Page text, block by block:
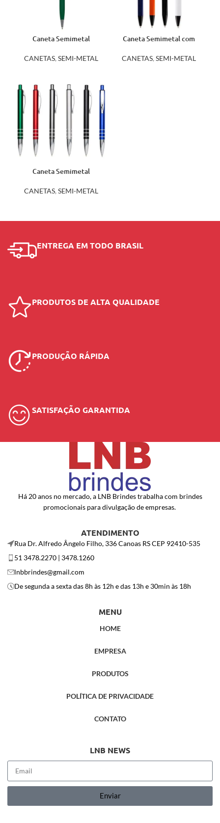
Caneta Semimetal
CANETAS, SEMI-METAL
Caneta Semimetal com
CANETAS, SEMI-METAL
Caneta Semimetal
CANETAS, SEMI-METAL
ENTREGA EM TODO BRASIL
PRODUTOS DE ALTA QUALIDADE
PRODUÇÃO RÁPIDA
SATISFAÇÃO GARANTIDA
Há 20 anos no mercado, a LNB Brindes trabalha com brindes
promocionais para divulgação de empresas.
ATENDIMENTO
Rua Dr. Alfredo Ângelo Filho, 336 Canoas RS CEP 92410-535
51 3478.2270 | 3478.1260
lnbbrindes@gmail.com
De segunda a sexta das 8h às 12h e das 13h e 30min às 18h
MENU
HOME
EMPRESA
PRODUTOS
POLÍTICA DE PRIVACIDADE
CONTATO
LNB NEWS
Enviar